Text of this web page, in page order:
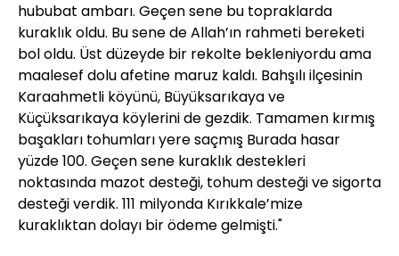
hububat ambarı. Geçen sene bu topraklarda
kuraklık oldu. Bu sene de Allah’ın rahmeti bereketi
bol oldu. Üst düzeyde bir rekolte bekleniyordu ama
maalesef dolu afetine maruz kaldı. Bahşılı ilçesinin
Karaahmetli köyünü, Büyüksarıkaya ve
Küçüksarıkaya köylerini de gezdik. Tamamen kırmış
başakları tohumları yere saçmış Burada hasar
yüzde 100. Geçen sene kuraklık destekleri
noktasında mazot desteği, tohum desteği ve sigorta
desteği verdik. 111 milyonda Kırıkkale’mize
kuraklıktan dolayı bir ödeme gelmişti."